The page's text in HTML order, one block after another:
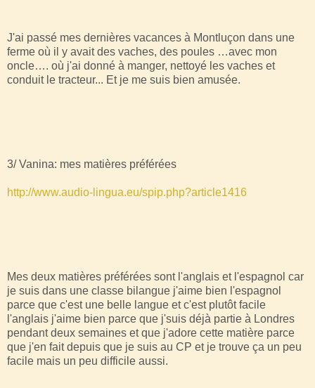
J'ai passé mes dernières vacances à Montluçon dans une
ferme où il y avait des vaches, des poules …avec mon
oncle…. où j'ai donné à manger, nettoyé les vaches et
conduit le tracteur... Et je me suis bien amusée.
3/ Vanina: mes matières préférées
http://www.audio-lingua.eu/spip.php?article1416
Mes deux matières préférées sont l'anglais et l'espagnol car
je suis dans une classe bilangue j'aime bien l'espagnol
parce que c'est une belle langue et c'est plutôt facile
l'anglais j'aime bien parce que j'suis déjà partie à Londres
pendant deux semaines et que j'adore cette matière parce
que j'en fait depuis que je suis au CP et je trouve ça un peu
facile mais un peu difficile aussi.